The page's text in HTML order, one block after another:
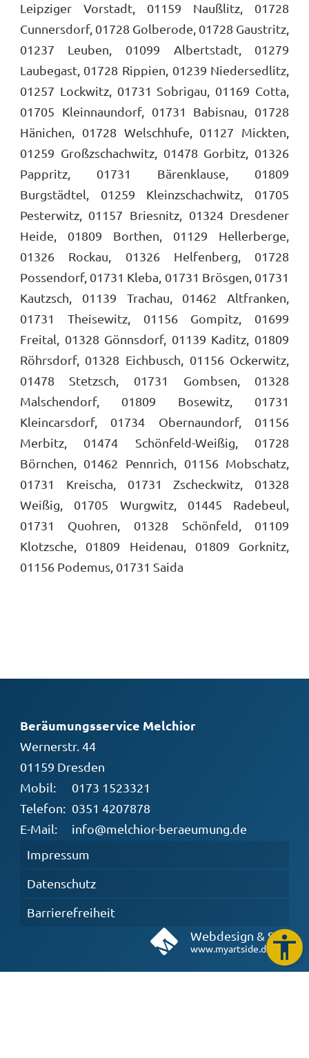
Leipziger Vorstadt, 01159 Naußlitz, 01728
Cunnersdorf, 01728 Golberode, 01728 Gaustritz,
01237 Leuben, 01099 Albertstadt, 01279
Laubegast, 01728 Rippien, 01239 Niedersedlitz,
01257 Lockwitz, 01731 Sobrigau, 01169 Cotta,
01705 Kleinnaundorf, 01731 Babisnau, 01728
Hänichen, 01728 Welschhufe, 01127 Mickten,
01259 Großzschachwitz, 01478 Gorbitz, 01326
Pappritz, 01731 Bärenklause, 01809
Burgstädtel, 01259 Kleinzschachwitz, 01705
Pesterwitz, 01157 Briesnitz, 01324 Dresdener
Heide, 01809 Borthen, 01129 Hellerberge,
01326 Rockau, 01326 Helfenberg, 01728
Possendorf, 01731 Kleba, 01731 Brösgen, 01731
Kautzsch, 01139 Trachau, 01462 Altfranken,
01731 Theisewitz, 01156 Gompitz, 01699
Freital, 01328 Gönnsdorf, 01139 Kaditz, 01809
Röhrsdorf, 01328 Eichbusch, 01156 Ockerwitz,
01478 Stetzsch, 01731 Gombsen, 01328
Malschendorf, 01809 Bosewitz, 01731
Kleincarsdorf, 01734 Obernaundorf, 01156
Merbitz, 01474 Schönfeld-Weißig, 01728
Börnchen, 01462 Pennrich, 01156 Mobschatz,
01731 Kreischa, 01731 Zscheckwitz, 01328
Weißig, 01705 Wurgwitz, 01445 Radebeul,
01731 Quohren, 01328 Schönfeld, 01109
Klotzsche, 01809 Heidenau, 01809 Gorknitz,
01156 Podemus, 01731 Saida
Beräumungsservice Melchior
Wernerstr. 44
01159 Dresden
Mobil:
0173 1523321
Telefon: 0351 4207878
E-Mail:
info@melchior-beraeumung.de
Impressum
Datenschutz
Barrierefreiheit
Webdesign & Seo
www.myartside.de